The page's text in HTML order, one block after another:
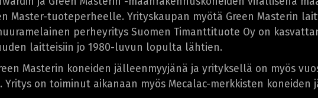
Master-tuoteperheelle. Yrityskaupan myötä Green Masterin
perheyritys Suomen Timanttituote Oy on
laitteisiin jo 1980-luvun lopulta lähtien.
Masterin koneiden jälleenmyyjänä ja yrityksellä on myös
on toiminut aikanaan myös Mecalac-merkkisten koneiden